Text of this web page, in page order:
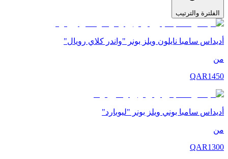
الفلترة والترتيب
أديداس سامبا نايلون ويلز بونر "واندر كلاي رويال"
من
QAR1450
أديداس سامبا بوني ويلز بونر "ليوبارد"
من
QAR1300